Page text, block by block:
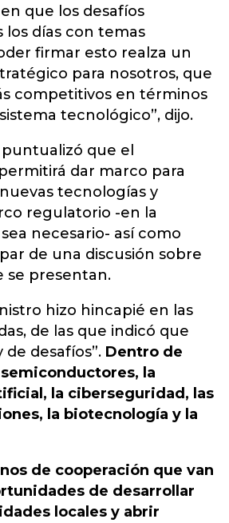
que los desafíos
los días con temas
firmar esto realza un
para nosotros, que
competitivos en términos
tecnológico”, dijo.
que el
dar marco para
tecnologías y
regulatorio -en la
necesario- así como
de una discusión sobre
se presentan.
hizo hincapié en las
de las que indicó que
desafíos”. Dentro de
la
la ciberseguridad, las
la biotecnología y la
de cooperación que van
de desarrollar
locales y abrir